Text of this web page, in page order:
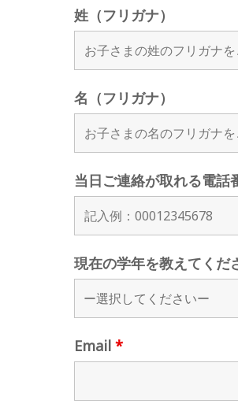
姓（フリガナ）
名（フリガナ）
当日ご連絡が取れる電話
現在の学年を教えてくだ
Email *